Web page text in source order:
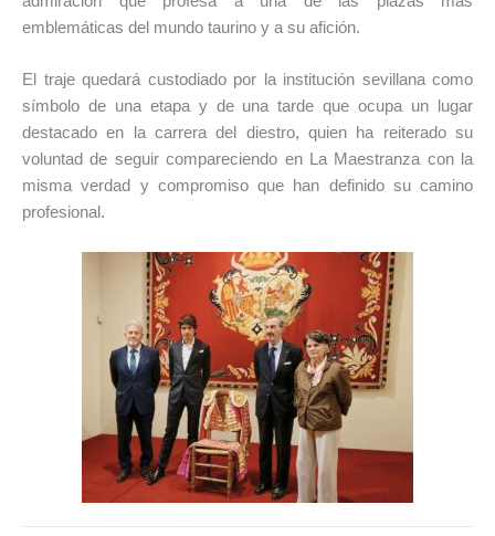
emblemáticas del mundo taurino y a su afición.
El traje quedará custodiado por la institución sevillana como
símbolo de una etapa y de una tarde que ocupa un lugar
destacado en la carrera del diestro, quien ha reiterado su
voluntad de seguir compareciendo en La Maestranza con la
misma verdad y compromiso que han definido su camino
profesional.